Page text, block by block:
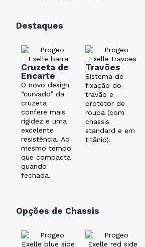
Destaques
Cruzeta de
Encarte
O novo design
“curvado” da
cruzeta
confere mais
rigidez e uma
excelente
resistência. Ao
mesmo tempo
que compacta
quando
fechada.
Travões
Sistema de
fixação do
travão e
protetor de
roupa (com
chassis
standard e em
titânio).
Opções de Chassis